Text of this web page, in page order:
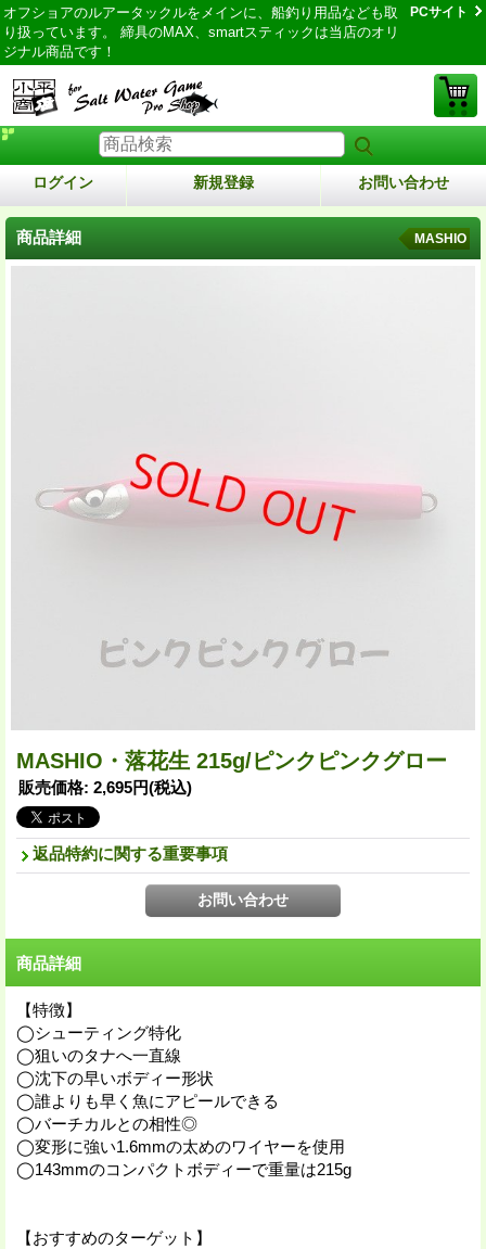
オフショアのルアータックルをメインに、船釣り用品なども取
り扱っています。 締具のMAX、smartスティックは当店のオリ
ジナル商品です！
PCサイト
ログイン 新規登録 お問い合わせ
商品詳細 MASHIO
MASHIO・落花生 215g/ピンクピンクグロー
販売価格: 2,695円(税込)
返品特約に関する重要事項
商品詳細
【特徴】
◯シューティング特化
◯狙いのタナへ一直線
◯沈下の早いボディー形状
◯誰よりも早く魚にアピールできる
◯バーチカルとの相性◎
◯変形に強い1.6mmの太めのワイヤーを使用
◯143mmのコンパクトボディーで重量は215g
【おすすめのターゲット】